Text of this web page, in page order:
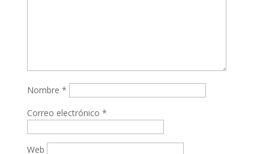
Nombre *
Correo electrónico *
Web